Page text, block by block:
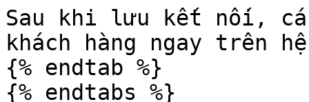
Sau khi lưu kết nối,
khách hàng ngay trên
{% endtab %}
{% endtabs %}